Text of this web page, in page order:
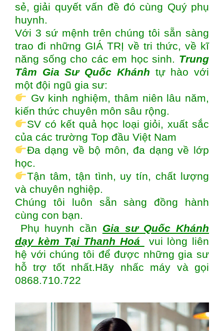
sẻ, giải quyết vấn đề đó cùng Quý phụ
huynh.
Với 3 sứ mệnh trên chúng tôi sẵn sàng
trao đi những GIÁ TRỊ về tri thức, về kĩ
năng sống cho các em học sinh. Trung
Tâm Gia Sư Quốc Khánh tự hào với
một đội ngũ gia sư:
Gv kinh nghiệm, thâm niên lâu năm,
kiến thức chuyên môn sâu rộng.
SV có kết quả học loại giỏi, xuất sắc
của các trường Top đầu Việt Nam
Đa dạng về bộ môn, đa dạng về lớp
học.
Tận tâm, tận tình, uy tín, chất lượng
và chuyên nghiệp.
Chúng tôi luôn sẵn sàng đồng hành
cùng con bạn.
Phụ huynh cần Gia sư Quốc Khánh
dạy kèm Tại Thanh Hoá
vui lòng liên
hệ với chúng tôi để được những gia sư
hỗ trợ tốt nhất.Hãy nhấc máy và gọi
0868.710.722